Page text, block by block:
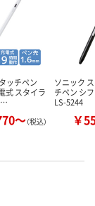
ッチペン
式 スタイラ
～（税込）
ソニック
チペン シ
LS-5244
￥